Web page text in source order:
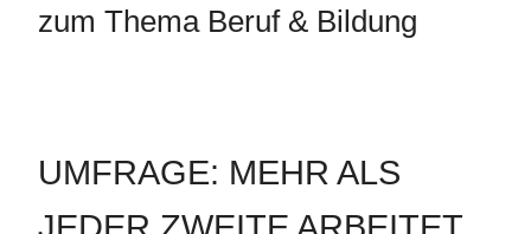
zum Thema Beruf & Bildung
UMFRAGE: MEHR ALS